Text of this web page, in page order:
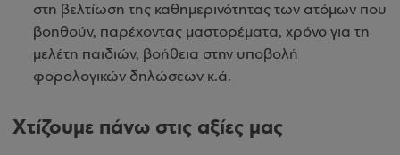
στη βελτίωση της καθημερινότητας των ατόμων που
βοηθούν, παρέχοντας μαστορέματα, χρόνο για τη
μελέτη παιδιών, βοήθεια στην υποβολή
φορολογικών δηλώσεων κ.ά.
Χτίζουμε πάνω στις αξίες μας